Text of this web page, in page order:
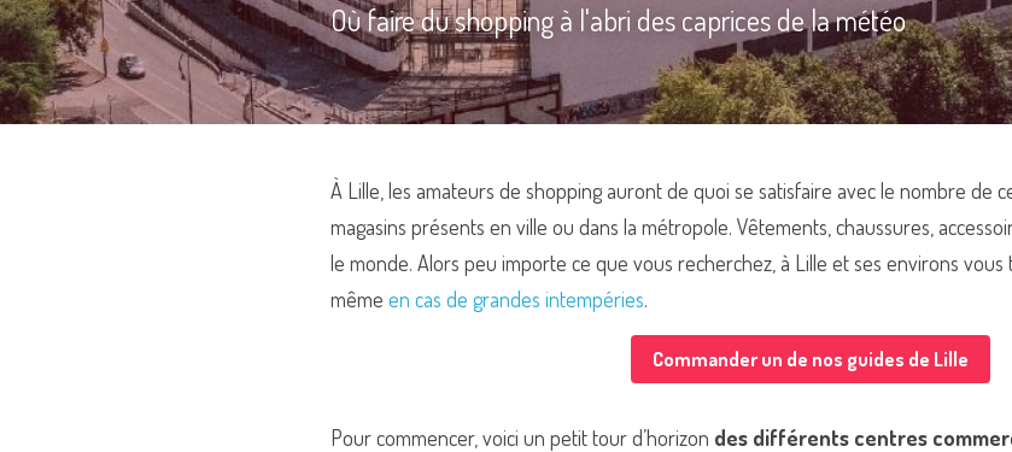
Où faire du shopping à l'abri des caprices de la météo
À Lille, les amateurs de shopping auront de quoi se satisfaire avec le nombre de
magasins présents en ville ou dans la métropole. Vêtements, chaussures,
le monde. Alors peu importe ce que vous recherchez, à Lille et ses environs vous
même en cas de grandes intempéries.
Commander un de nos guides de Lille
Pour commencer, voici un petit tour d’horizon des différents centres